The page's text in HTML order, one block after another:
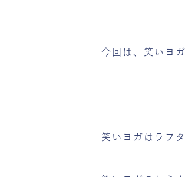
今回は、笑いヨ
笑いヨガはラフ